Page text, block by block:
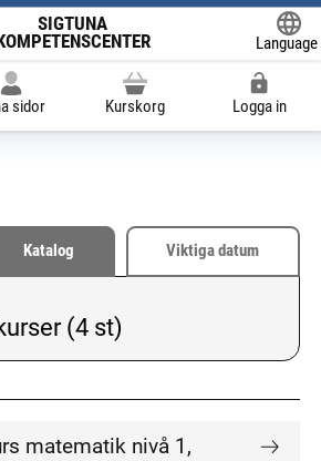
SIGTUNA
Language
sidor Kurskorg Logga in
Katalog Viktiga datum
(4 st)
matematik nivå 1,